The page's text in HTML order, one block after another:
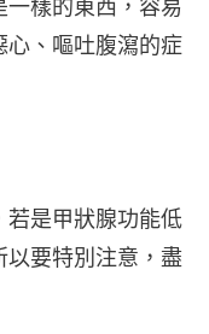
樣的東西，容易
心、嘔吐腹瀉的症
若是甲狀腺功能低
以要特別注意，盡